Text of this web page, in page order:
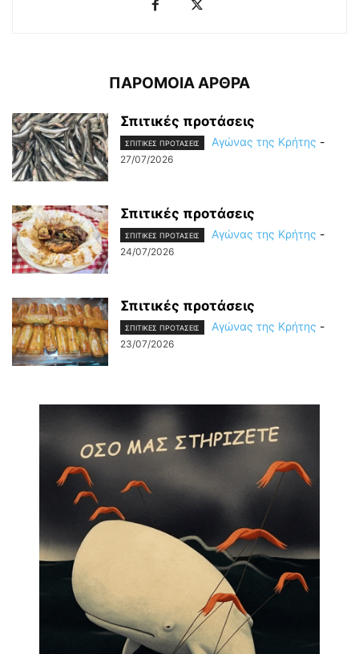
ΠΑΡΟΜΟΙΑ ΑΡΘΡΑ
Σπιτικές προτάσεις
ΣΠΙΤΙΚΕΣ ΠΡΟΤΑΣΕΙΣ Αγώνας της Κρήτης -
27/07/2026
Σπιτικές προτάσεις
ΣΠΙΤΙΚΕΣ ΠΡΟΤΑΣΕΙΣ Αγώνας της Κρήτης -
24/07/2026
Σπιτικές προτάσεις
ΣΠΙΤΙΚΕΣ ΠΡΟΤΑΣΕΙΣ Αγώνας της Κρήτης -
23/07/2026